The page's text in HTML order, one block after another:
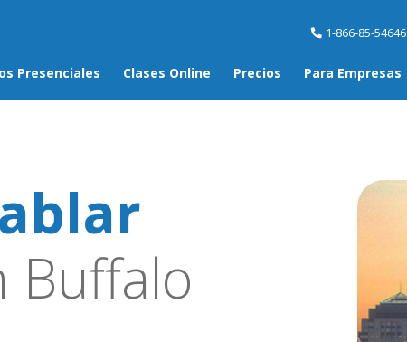
1-866-85-54646
Presenciales Clases Online Precios Para Empresas
Buffalo